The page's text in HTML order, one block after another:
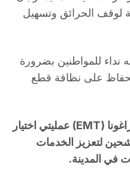
لوقف الحرائق وتسهيل
نداء للمواطنين بضرورة
على نظافة قطع
بدأت شركة النقل البلدية في تاراغونا (EMT) عمليتي اختيار
لتعزيز الخدمات
في المدينة.